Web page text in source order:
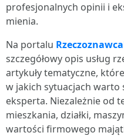
profesjonalnych opinii i
mienia.
Na portalu
szczegółowy opis usług
artykuły tematyczne,
w jakich sytuacjach warto
eksperta. Niezależnie od
mieszkania, działki,
wartości firmowego